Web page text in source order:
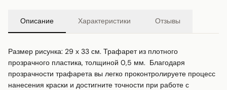
Описание Характеристики Отзывы
Размер рисунка: 29 х 33 см. Трафарет из плотного
прозрачного пластика, толщиной 0,5 мм.  Благодаря
прозрачности трафарета вы легко проконтролируете процесс
нанесения краски и достигните точности при работе с